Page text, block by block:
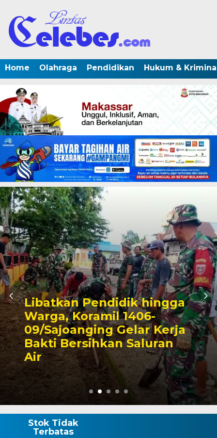
Home Olahraga Pendidikan Hukum &
Triwulan II 2026,
Pendapatan Makassar
Capai 49 Persen, Surplus
Rp130 Miliar
Stok Tidak
Terbatas